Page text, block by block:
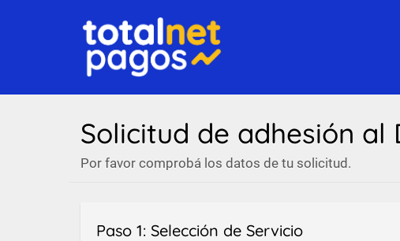
Solicitud de adhesión
Por favor comprobá los datos de tu solicitud.
Paso 1: Selección de Servicio